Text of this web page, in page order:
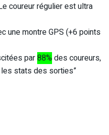
coureur régulier est ultra
une montre GPS (+6 points
par88%des coureurs,
les stats des sorties”